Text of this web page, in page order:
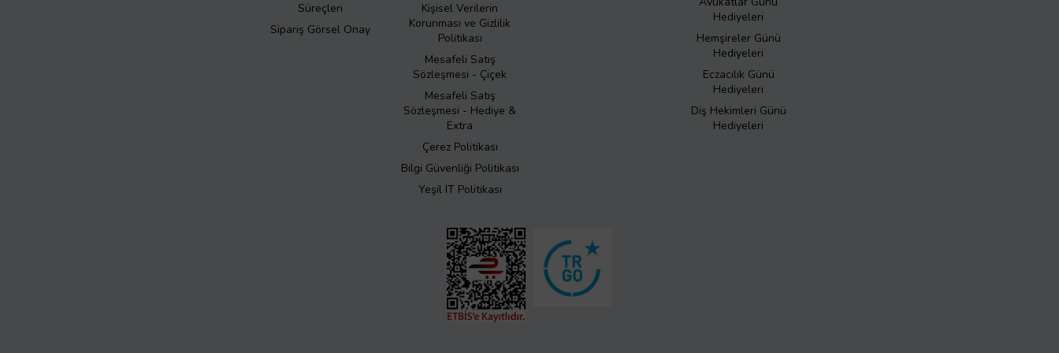
Süreçleri
Sipariş Görsel Onay
Kişisel Verilerin
Korunması ve Gizlilik
Politikası
Mesafeli Satış
Sözleşmesi - Çiçek
Mesafeli Satış
Sözleşmesi - Hediye &
Extra
Çerez Politikası
Bilgi Güvenliği Politikası
Yeşil IT Politikası
Hediyeleri
Hemşireler Günü
Hediyeleri
Eczacılık Günü
Hediyeleri
Diş Hekimleri Günü
Hediyeleri